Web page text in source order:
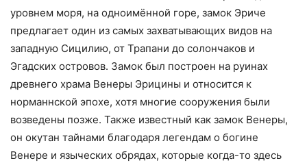
уровнем моря, на одноимённой горе, замок Эриче
предлагает один из самых захватывающих видов на
западную Сицилию, от Трапани до солончаков и
Эгадских островов. Замок был построен на руинах
древнего храма Венеры Эрицины и относится к
норманнской эпохе, хотя многие сооружения были
возведены позже. Также известный как замок Венеры,
он окутан тайнами благодаря легендам о богине
Венере и языческих обрядах, которые когда-то здесь